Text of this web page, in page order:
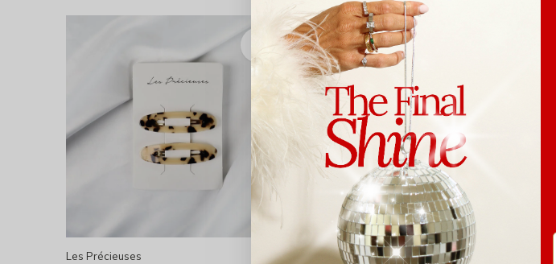
Les Précieuses Les Précieuses